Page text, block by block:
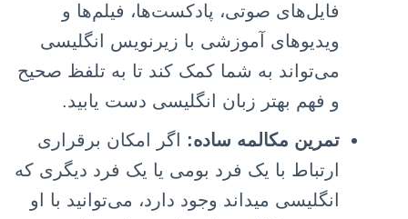
فایل‌های صوتی، پادکست‌ها، فیلم‌ها و
ویدیوهای آموزشی با زیرنویس انگلیسی
می‌تواند به شما کمک کند تا به تلفظ صحیح
و فهم بهتر زبان انگلیسی دست یابید.
تمرین مکالمه ساده: اگر امکان برقراری
ارتباط با یک فرد بومی یا یک فرد دیگری که
انگلیسی میداند وجود دارد، می‌توانید با او